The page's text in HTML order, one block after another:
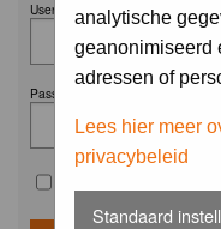
analytische
geanonimiseerd
adressen of
Lees hier meer
privacybeleid
Standaard
Username:
Password: